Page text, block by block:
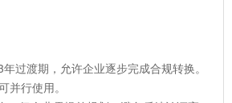
过渡期，允许企业逐步完成合规转换。
并行使用。